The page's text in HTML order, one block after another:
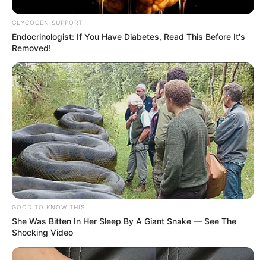
GLYCOGEN SUPPORT
Endocrinologist: If You Have Diabetes, Read This Before It's
Removed!
GOOD TO KNOW THIS
She Was Bitten In Her Sleep By A Giant Snake — See The
Shocking Video